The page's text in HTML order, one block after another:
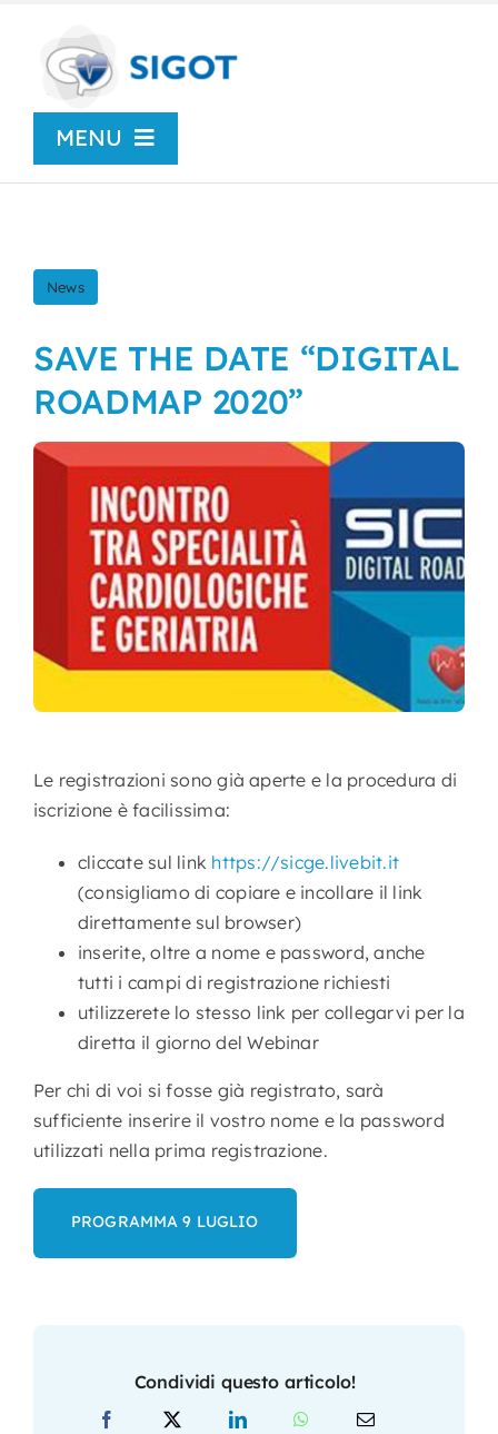
content
MENU
News
Congressi
Centro Studi
SIGOT Young
Nursing
Contatti
Area Soci
News
SAVE THE DATE “DIGITAL
ROADMAP 2020”
Le registrazioni sono già aperte e la procedura di
iscrizione è facilissima:
cliccate sul link https://sicge.livebit.it
(consigliamo di copiare e incollare il link
direttamente sul browser)
inserite, oltre a nome e password, anche
tutti i campi di registrazione richiesti
utilizzerete lo stesso link per collegarvi per la
diretta il giorno del Webinar
Per chi di voi si fosse già registrato, sarà
sufficiente inserire il vostro nome e la password
utilizzati nella prima registrazione.
PROGRAMMA 9 LUGLIO
Condividi questo articolo!